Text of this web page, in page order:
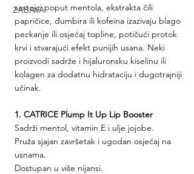
ZABAVA
sastojci poput mentola, ekstrakta čili
papričice, đumbira ili kofeina izazivaju blago
peckanje ili osjećaj topline, potičući protok
krvi i stvarajući efekt punijih usana. Neki
proizvodi sadrže i hijaluronsku kiselinu ili
kolagen za dodatnu hidrataciju i dugotrajniji
učinak.
1. CATRICE Plump It Up Lip Booster
Sadrži mentol, vitamin E i ulje jojobe.
Pruža sjajan završetak i ugodan osjećaj na
usnama.
Dostupan u više nijansi.